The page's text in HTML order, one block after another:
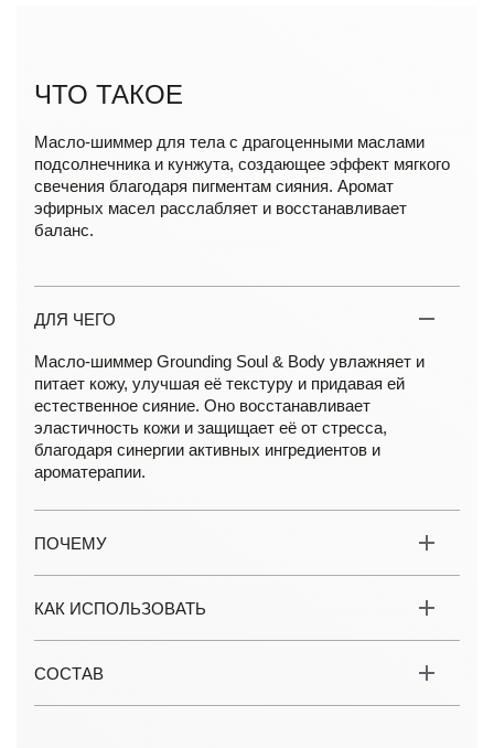
ЧТО ТАКОЕ
Масло-шиммер для тела с драгоценными маслами
подсолнечника и кунжута, создающее эффект мягкого
свечения благодаря пигментам сияния. Аромат
эфирных масел расслабляет и восстанавливает
баланс.
ДЛЯ ЧЕГО
Масло-шиммер Grounding Soul & Body увлажняет и
питает кожу, улучшая её текстуру и придавая ей
естественное сияние. Оно восстанавливает
эластичность кожи и защищает её от стресса,
благодаря синергии активных ингредиентов и
ароматерапии.
ПОЧЕМУ
КАК ИСПОЛЬЗОВАТЬ
СОСТАВ